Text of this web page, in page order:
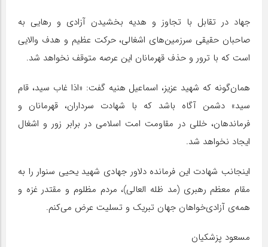
جهاد در تقابل با تجاوز و هدیه بخشیدن آزادی و رهایی به
صاحبان حقیقی سرزمین‌های اشغالی، حرکت عظیم و هدف والایی
است که با ترور و حذف قهرمانان این عرصه متوقف نخواهد شد.
همان‌گونه که شهید عزیز، اسماعیل هنیه گفت: «اذا غاب سید، قام
سید» دشمن آگاه باشد که با شهادت سرداران، قهرمانان و
فرماندهان، خللی در مقاومت امت اسلامی در برابر زور و اشغال
ایجاد نخواهد شد.
اینجانب شهادت این فرمانده دلاور جهادی شهید یحیی سنوار را به
مقام معظم رهبری (مد ظله العالی)، مردم مظلوم و مقتدر غزه و
همه‌ی آزادی‌خواهان جهان تبریک و تسلیت عرض می‌کنم.
مسعود پزشکیان